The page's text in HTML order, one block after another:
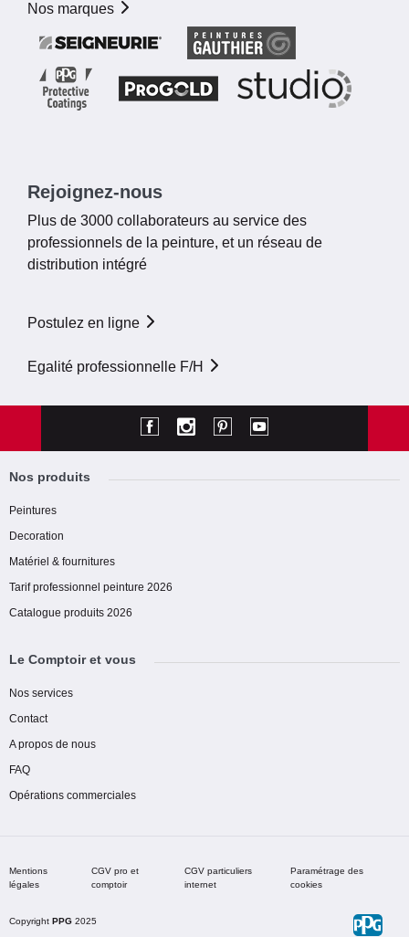
Nos marques
Rejoignez-nous
Plus de 3000 collaborateurs au service des
professionnels de la peinture, et un réseau de
distribution intégré
Postulez en ligne
Egalité professionnelle F/H
Nos produits
Peintures
Decoration
Matériel & fournitures
Tarif professionnel peinture 2026
Catalogue produits 2026
Le Comptoir et vous
Nos services
Contact
A propos de nous
FAQ
Opérations commerciales
Mentions
légales
CGV pro et
comptoir
CGV particuliers
internet
Paramétrage des
cookies
Copyright PPG 2025